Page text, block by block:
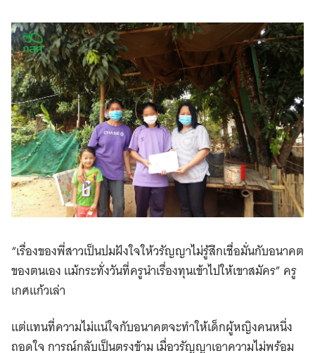
“เรื่องของพี่สาวเป็นปมฝังใจให้วรัญญาไม่รู้สึกเชื่อมั่นกับอนาคต
ของตนเอง แม้กระทั่งวันที่ครูนำเรื่องทุนเข้าไปให้เขาสมัคร” ครู
เกศแก้วเล่า
แต่แทนที่ความไม่แน่ใจกับอนาคตจะทำให้เด็กผู้หญิงคนหนึ่ง
ถอดใจ การณ์กลับเป็นตรงข้าม เมื่อวรัญญาเอาความไม่พร้อม